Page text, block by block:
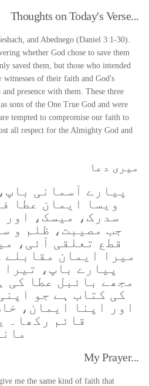
Thoughts on Today's Verse...
and Abednego (Daniel 3:1-30).
whether God chose to save them
saved them, but those who intended
witnesses of their faith and God's
presence with them. These three
sons of the One True God and were
tempted to compromise our faith to
all respect for the Almighty God and
میری دعا
پیارے آسمانی
ویسا ایمان عطا
سدرک، میسک، اور
جب مصیبت، ظلم و
قطع تعلقی آئی،
میرا ایمان مقابلے
پیارے باپ،
مجھے بائبل عطا کی
کی کتاب ہے جو
اور اپنا ایمان،
قائم رکھا۔
My Prayer...
me the same kind of faith that